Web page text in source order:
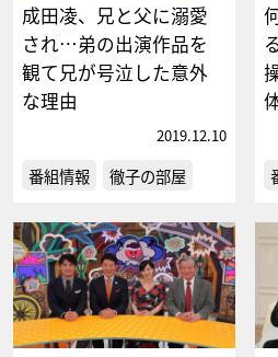
成田凌、兄と父に溺愛
され…弟の出演作品を
観て兄が号泣した意外
な理由
2019.12.10
番組情報 徹子の部屋